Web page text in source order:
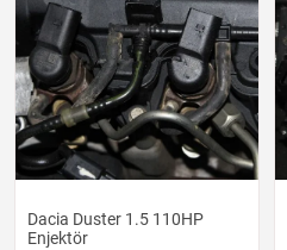
Dacia Duster 1.5 110HP
Enjektör